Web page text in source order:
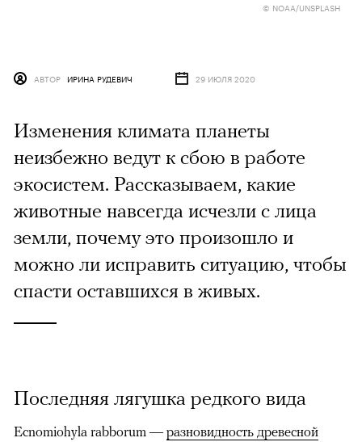
© NOAA/UNSPLASH
АВТОР ИРИНА РУДЕВИЧ 29 ИЮЛЯ 2020
Изменения климата планеты
неизбежно ведут к сбою в работе
экосистем. Рассказываем, какие
животные навсегда исчезли с лица
земли, почему это произошло и
можно ли исправить ситуацию, чтобы
спасти оставшихся в живых.
Последняя лягушка редкого вида
Ecnomiohyla rabborum — разновидность древесной